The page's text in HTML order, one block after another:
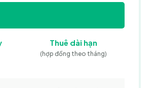
Thuê dài hạn
(hợp đồng theo tháng)